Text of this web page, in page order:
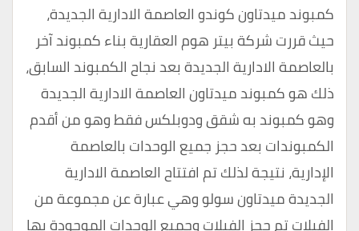
كمبوند ميدتاون كوندو العاصمة الادارية الجديدة،
حيث قررت شركة بيتر هوم العقارية بناء كمبوند آخر
بالعاصمة الادارية الجديدةبعد نجاح الكمبوند السابق،
ذلك هو كمبوند ميدتاون العاصمة الادارية الجديدة
وهو كمبوند به شقق ودوبلكس فقط وهو من أقدم
الكمبوندات بعد حجز جميع الوحدات بالعاصمة
الإدارية، نتيجة لذلك تم افتتاح العاصمة الادارية
الجديدة ميدتاون سولو وهي عبارة عن مجموعة من
الفيلات تم حجز الفيلات وجميع الوحدات الموجودة بها